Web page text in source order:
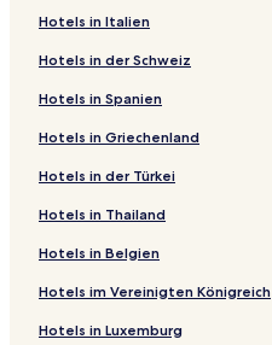
Hotels in Italien
Hotels in der Schweiz
Hotels in Spanien
Hotels in Griechenland
Hotels in der Türkei
Hotels in Thailand
Hotels in Belgien
Hotels im Vereinigten Königreich
Hotels in Luxemburg